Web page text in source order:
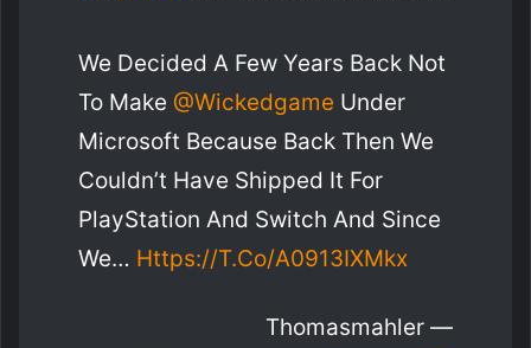
We Decided A Few Years Back Not
To Make @wickedgame Under
Microsoft Because Back Then We
Couldn’t Have Shipped It For
PlayStation And Switch And Since
We… Https://t.co/A0913IXMkx
— Thomasmahler